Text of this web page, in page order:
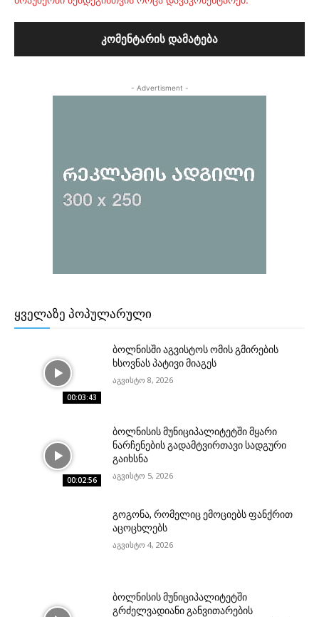
- Advertisment -
ᲧᲕᲔᲚᲐᲖᲔ ᲞᲝᲞᲣᲚᲐᲠᲣᲚᲘ
00:03:43
ბოლნისში აგვისტოს ომის გმირების
ხსოვნას პატივი მიაგეს
აგვისტო 8, 2026
00:02:56
ბოლნისის მუნიციპალიტეტში მყარი
ნარჩენების გადამტვირთავი სადგური
გაიხსნა
აგვისტო 5, 2026
გოგონა, რომელიც ემოციებს ფანქრით
აცოცხლებს
აგვისტო 4, 2026
ბოლნისის მუნიციპალიტეტში
გრძელვადიანი განვითარების